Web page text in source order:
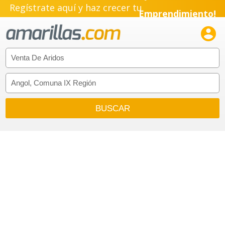
Regístrate aquí y haz crecer tuEmprendimiento!
